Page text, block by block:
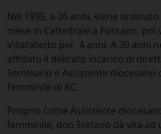
Nel 1935, a 26 anni, viene
mese in Cattedrale a Fossano, poi
Villafalletto per 4 anni. A 30 anni
affidato il delicato incarico di
Seminario e Assistente diocesano
femminile di AC.
Proprio come Assistente
femminile, don Stefano dà vita ad